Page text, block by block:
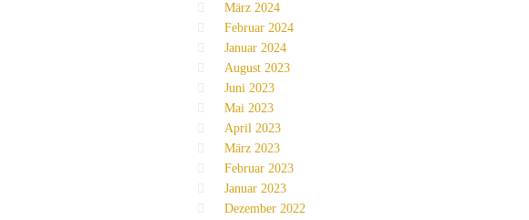
März 2024
Februar 2024
Januar 2024
August 2023
Juni 2023
Mai 2023
April 2023
März 2023
Februar 2023
Januar 2023
Dezember 2022